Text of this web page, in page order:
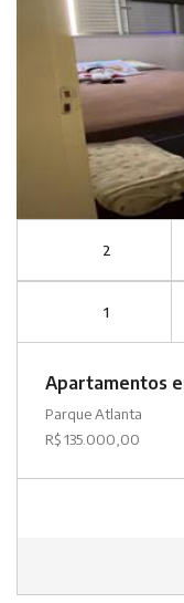
2
1
Apartamentos
Parque Atlanta
R$ 135.000,00